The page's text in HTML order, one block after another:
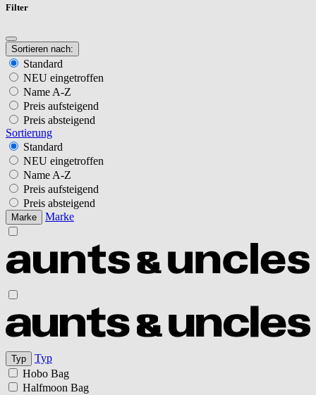
Filter
Sortieren nach:
Standard
NEU eingetroffen
Name A-Z
Preis aufsteigend
Preis absteigend
Sortierung
Standard
NEU eingetroffen
Name A-Z
Preis aufsteigend
Preis absteigend
Marke Marke
Typ
Typ
Hobo Bag
Halfmoon Bag